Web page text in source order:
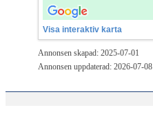
Visa interaktiv karta
Annonsen skapad: 2025-07-01
Annonsen uppdaterad: 2026-07-08